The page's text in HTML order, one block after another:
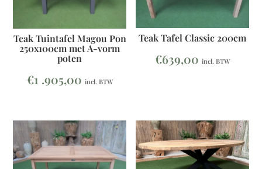
Teak Tuintafel Magou Pon
250x100cm met A-vorm
poten
€1 .905,00 incl. BTW
Teak Tafel Classic 200cm
€639,00 incl. BTW